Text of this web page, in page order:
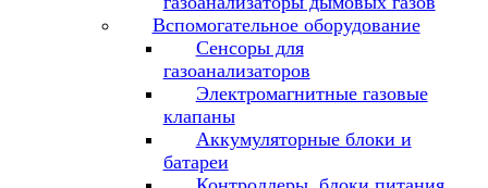
Вспомогательное оборудование
Сенсоры для
газоанализаторов
Электромагнитные газовые
клапаны
Аккумуляторные блоки и
батареи